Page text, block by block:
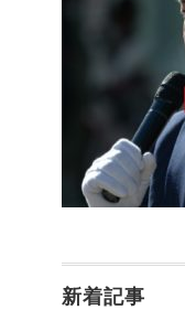
新着記事